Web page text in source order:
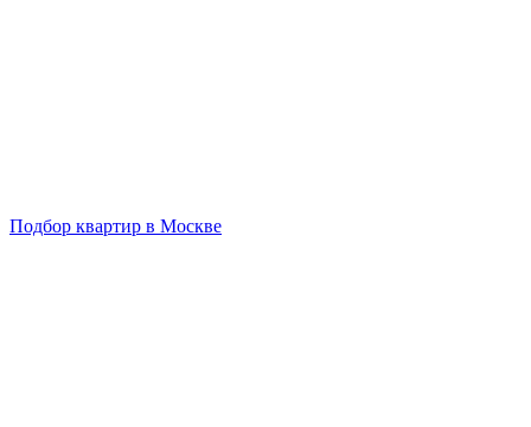
Подбор квартир в Москве